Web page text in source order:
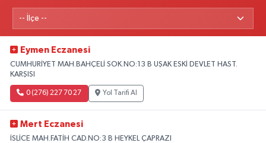
Eymen Eczanesi
CUMHURİYET MAH.BAHÇELİ SOK.NO:13 B UŞAK ESKİ DEVLET HAST.
KARŞISI
0 (276) 227 70 27 Yol Tarifi Al
Mert Eczanesi
İSLİCE MAH.FATİH CAD.NO:3 B HEYKEL ÇAPRAZI